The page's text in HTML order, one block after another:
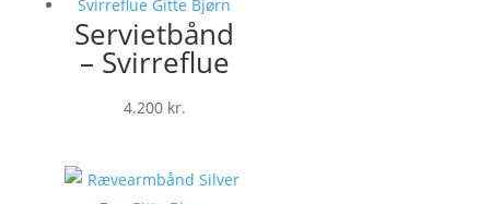
Servietbånd
– Svirreflue
4.200 kr.